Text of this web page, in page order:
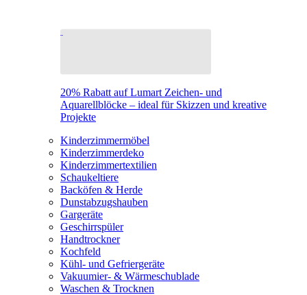
20% Rabatt auf Lumart Zeichen- und
Aquarellblöcke – ideal für Skizzen und kreative
Projekte
Kinderzimmermöbel
Kinderzimmerdeko
Kinderzimmertextilien
Schaukeltiere
Backöfen & Herde
Dunstabzugshauben
Gargeräte
Geschirrspüler
Handtrockner
Kochfeld
Kühl- und Gefriergeräte
Vakuumier- & Wärmeschublade
Waschen & Trocknen